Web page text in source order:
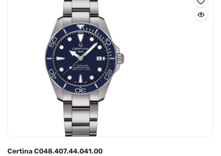
Certina C048.407.44.041.00